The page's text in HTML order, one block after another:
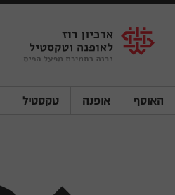
Shenkar
Logo
האוסף אופנה טקסטיל